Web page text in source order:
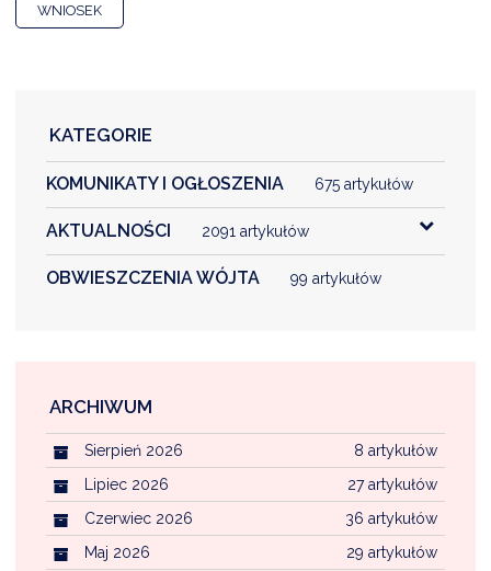
WNIOSEK
KATEGORIE
KOMUNIKATY I OGŁOSZENIA 675 artykułów
AKTUALNOŚCI 2091 artykułów
OBWIESZCZENIA WÓJTA 99 artykułów
ARCHIWUM
8 artykułów
Sierpień 2026
27 artykułów
Lipiec 2026
36 artykułów
Czerwiec 2026
29 artykułów
Maj 2026